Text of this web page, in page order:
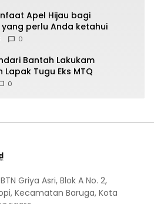
Apel Hijau bagi
perlu Anda ketahui
0
Bantah Lakukam
Lapak Tugu Eks MTQ
0
Griya Asri, Blok A No. 2,
Kecamatan Baruga, Kota